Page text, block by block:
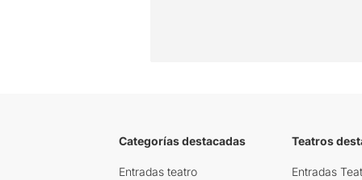
Categorías destacadas
Entradas teatro
Teatros
Entradas